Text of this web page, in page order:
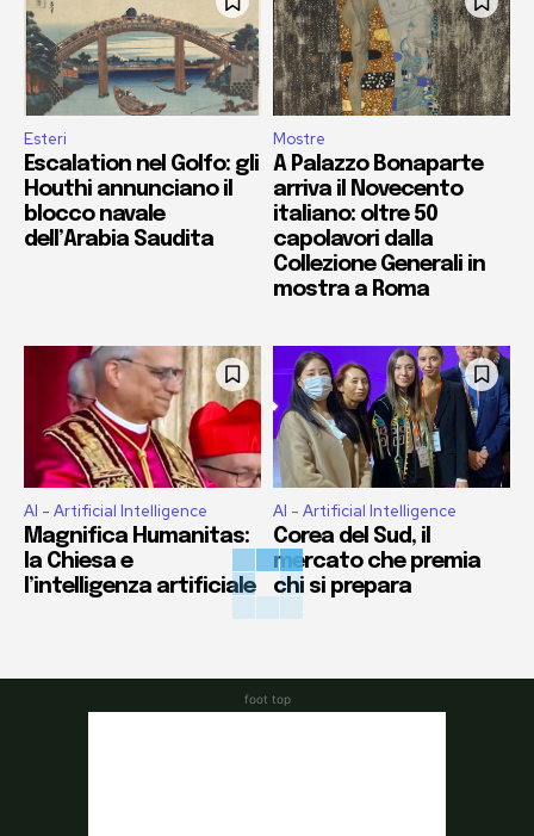
Esteri
Escalation nel Golfo: gli
Houthi annunciano il
blocco navale
dell’Arabia Saudita
Mostre
A Palazzo Bonaparte
arriva il Novecento
italiano: oltre 50
capolavori dalla
Collezione Generali in
mostra a Roma
AI - Artificial Intelligence
Magnifica Humanitas:
la Chiesa e
l’intelligenza artificiale
AI - Artificial Intelligence
Corea del Sud, il
mercato che premia
chi si prepara
foot top